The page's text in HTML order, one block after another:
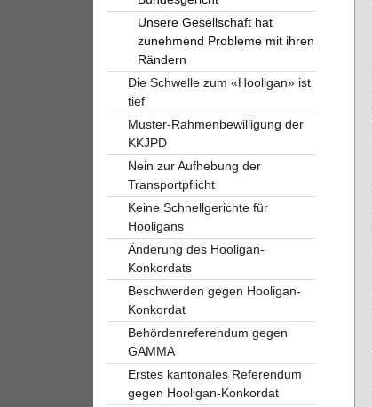
Unsere Gesellschaft hat
zunehmend Probleme mit ihren
Rändern
Die Schwelle zum «Hooligan» ist
tief
Muster-Rahmenbewilligung der
KKJPD
Nein zur Aufhebung der
Transportpflicht
Keine Schnellgerichte für
Hooligans
Änderung des Hooligan-
Konkordats
Beschwerden gegen Hooligan-
Konkordat
Behördenreferendum gegen
GAMMA
Erstes kantonales Referendum
gegen Hooligan-Konkordat